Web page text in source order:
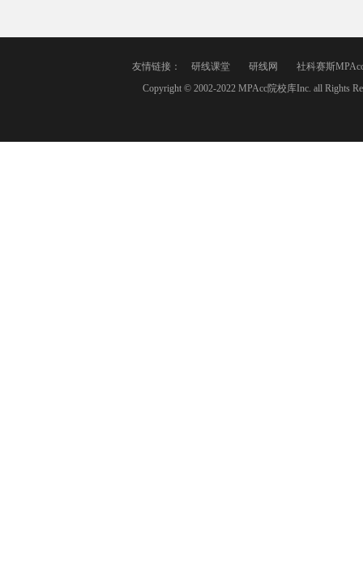
友情链接： 研线课堂 研线网
社科赛斯
Copyright © 2002-2022 MPAcc院校库Inc. all Rights